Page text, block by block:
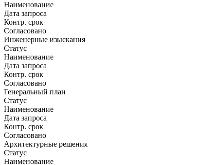
Наименование
Дата запроса
Контр. срок
Согласовано
Инженерные изыскания
Статус
Наименование
Дата запроса
Контр. срок
Согласовано
Генеральный план
Статус
Наименование
Дата запроса
Контр. срок
Согласовано
Архитектурные решения
Статус
Наименование